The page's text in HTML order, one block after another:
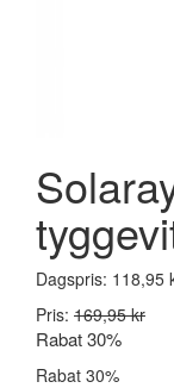
Dagspris: 118,95
Pris: 169,95 kr
Rabat 30%
Rabat 30%